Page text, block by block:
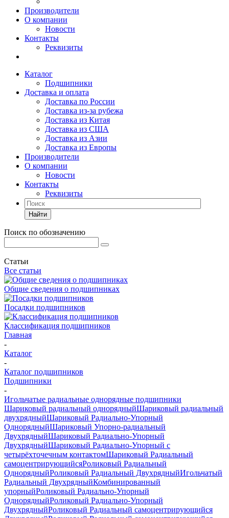
Производители
О компании
Новости
Контакты
Реквизиты
Каталог
Подшипники
Доставка и оплата
Доставка по России
Доставка из-за рубежа
Доставка из Китая
Доставка из США
Доставка из Азии
Доставка из Европы
Производители
О компании
Новости
Контакты
Реквизиты
Найти
Поиск по обозначению
Статьи
Все статьи
Общие сведения о подшипниках
Посадки подшипников
Классификация подшипников
Главная
-
Каталог
-
Каталог подшипников
Подшипники
-
Игольчатые радиальные однорядные подшипники
Шариковый радиальный однорядныйШариковый радиальный
двухрядныйШариковый Радиально-Упорный
ОднорядныйШариковый Упорно-радиальный
ДвухрядныйШариковый Радиально-Упорный
ДвухрядныйШариковый Радиально-Упорный с
четырёхточечным контактомШариковый Радиальный
самоцентрирующийсяРоликовый Радиальный
ОднорядныйРоликовый Радиальный ДвухрядныйИгольчатый
Радиальный ДвухрядныйКомбинированный
упорныйРоликовый Радиально-Упорный
ОднорядныйРоликовый Радиально-Упорный
ДвухрядныйРоликовый Радиальный самоцентрирующийся